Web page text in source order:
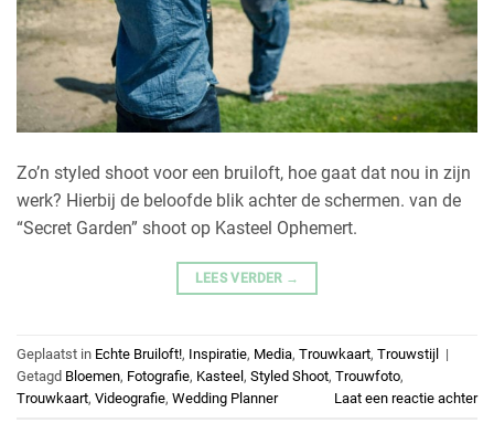
Zo’n styled shoot voor een bruiloft, hoe gaat dat nou in zijn
werk? Hierbij de beloofde blik achter de schermen. van de
“Secret Garden” shoot op Kasteel Ophemert.
LEES VERDER →
Geplaatst in Echte Bruiloft!, Inspiratie, Media, Trouwkaart, Trouwstijl |
Getagd Bloemen, Fotografie, Kasteel, Styled Shoot, Trouwfoto,
Trouwkaart, Videografie, Wedding Planner Laat een reactie achter